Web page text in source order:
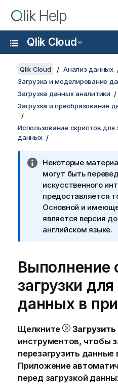
Qlik Cloud ®
Qlik Cloud
Анализ данных
Загрузка и моделирование
Загрузка данных аналитики
Загрузка и преобразование
Использование скриптов для
данных
Некоторые
могут быть
искусственного
предоставляется
Основной и
является версия
английском языке.
Выполнение
загрузки для
данных в
Щелкните
инструментов, чтобы
перезагрузить данные
Приложение
перед загрузкой